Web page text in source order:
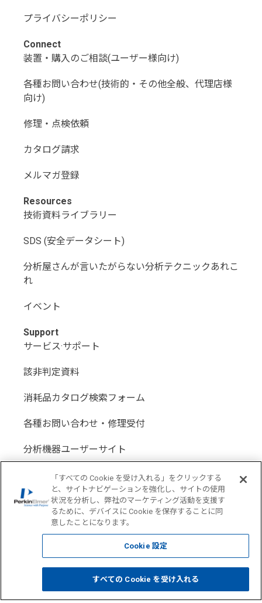
プライバシーポリシー
Connect
装置・購入のご相談(ユーザー様向け)
各種お問い合わせ(技術的・その他全般、代理店様
向け)
修理・点検依頼
カタログ請求
メルマガ登録
Resources
技術資料ライブラリー
SDS (安全データシート)
分析屋さんが言いたがらない分析テクニックあれこ
れ
イベント
Support
サービス·サポート
該非判定資料
消耗品カタログ検索フォーム
各種お問い合わせ・修理受付
分析機器ユーザーサイト
分析機器代理店サイト
Location: Japan(Change USA
COPYRIGHT © 1998-2026 PerkinElmer All Rights reserved
「すべての Cookie を受け入れる」をクリックする
と、サイトナビゲーションを強化し、サイトの使用
状況を分析し、弊社のマーケティング活動を支援す
るために、デバイスに Cookie を保存することに同
意したことになります。
Cookie 設定
すべての Cookie を受け入れる